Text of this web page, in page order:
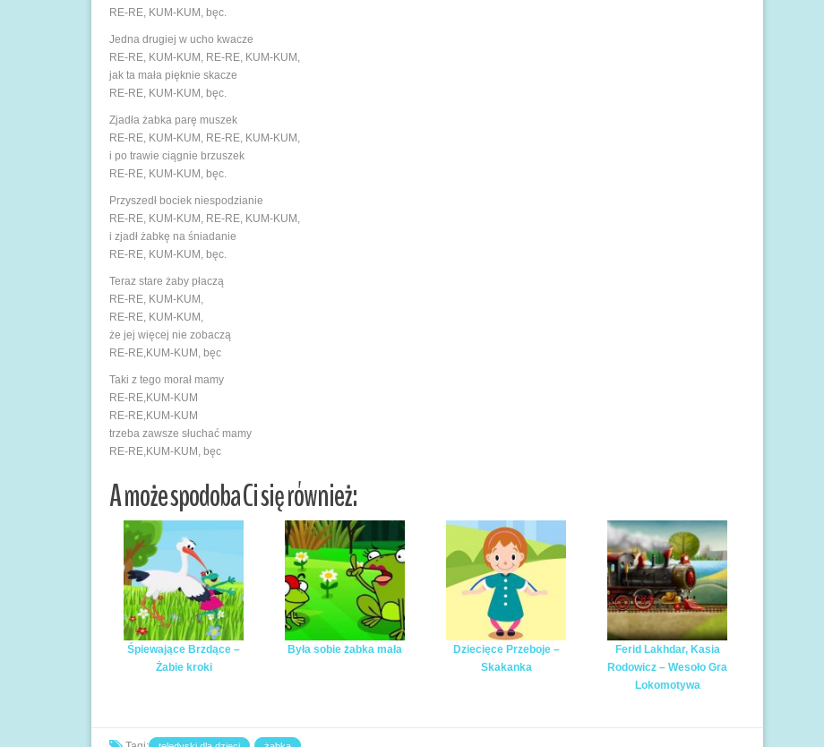
RE-RE, KUM-KUM, bęc.
Jedna drugiej w ucho kwacze
RE-RE, KUM-KUM, RE-RE, KUM-KUM,
jak ta mała pięknie skacze
RE-RE, KUM-KUM, bęc.
Zjadła żabka parę muszek
RE-RE, KUM-KUM, RE-RE, KUM-KUM,
i po trawie ciągnie brzuszek
RE-RE, KUM-KUM, bęc.
Przyszedł bociek niespodzianie
RE-RE, KUM-KUM, RE-RE, KUM-KUM,
i zjadł żabkę na śniadanie
RE-RE, KUM-KUM, bęc.
Teraz stare żaby płaczą
RE-RE, KUM-KUM,
RE-RE, KUM-KUM,
że jej więcej nie zobaczą
RE-RE,KUM-KUM, bęc
Taki z tego morał mamy
RE-RE,KUM-KUM
RE-RE,KUM-KUM
trzeba zawsze słuchać mamy
RE-RE,KUM-KUM, bęc
A może spodoba Ci się również:
Śpiewające Brzdące –
Żabie kroki
Była sobie żabka mała
Dziecięce Przeboje –
Skakanka
Ferid Lakhdar, Kasia
Rodowicz – Wesoło Gra
Lokomotywa